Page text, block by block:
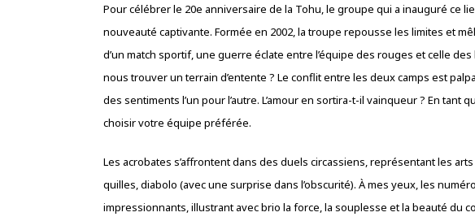
Pour célébrer le 20e anniversaire de la Tohu, le groupe qui a inauguré ce
nouveauté captivante. Formée en 2002, la troupe repousse les limites et
d’un match sportif, une guerre éclate entre l’équipe des rouges et celle
nous trouver un terrain d’entente ? Le conflit entre les deux camps est
des sentiments l’un pour l’autre. L’amour en sortira-t-il vainqueur ? En tant
choisir votre équipe préférée.
Les acrobates s’affrontent dans des duels circassiens, représentant les
quilles, diabolo (avec une surprise dans l’obscurité). À mes yeux, les
impressionnants, illustrant avec brio la force, la souplesse et la beauté du